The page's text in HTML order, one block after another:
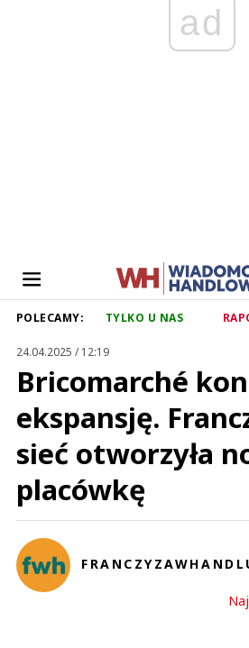
ad
POLECAMY: TYLKO U NAS
24.04.2025 / 12:19
Bricomarché
ekspansję.
sieć otworzyła
placówkę